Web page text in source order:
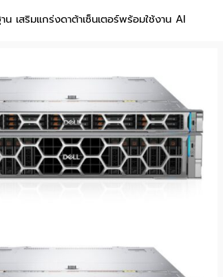
เสริมแกร่งดาต้าเซ็นเตอร์พร้อมใช้งาน AI